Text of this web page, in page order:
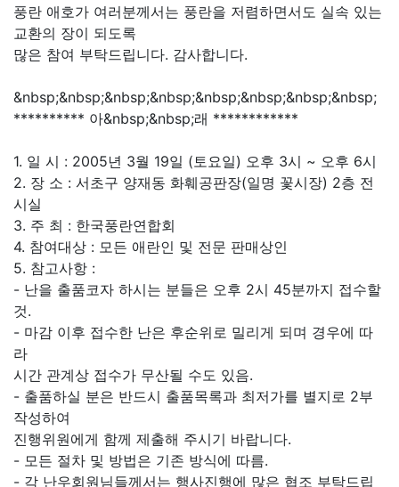
풍란 애호가 여러분께서는 풍란을 저렴하면서도 실속 있는
교환의 장이 되도록
많은 참여 부탁드립니다. 감사합니다.
&nbsp;&nbsp;&nbsp;&nbsp;&nbsp;&nbsp;&nbsp;&nbsp;
********** 아&nbsp;&nbsp;래 ************
1. 일 시 : 2005년 3월 19일 (토요일) 오후 3시 ~ 오후 6시
2. 장 소 : 서초구 양재동 화훼공판장(일명 꽃시장) 2층 전
시실
3. 주 최 : 한국풍란연합회
4. 참여대상 : 모든 애란인 및 전문 판매상인
5. 참고사항 :
- 난을 출품코자 하시는 분들은 오후 2시 45분까지 접수할
것.
- 마감 이후 접수한 난은 후순위로 밀리게 되며 경우에 따
라
시간 관계상 접수가 무산될 수도 있음.
- 출품하실 분은 반드시 출품목록과 최저가를 별지로 2부
작성하여
진행위원에게 함께 제출해 주시기 바랍니다.
- 모든 절차 및 방법은 기존 방식에 따름.
- 각 난우회원님들께서는 행사진행에 많은 협조 부탁드립